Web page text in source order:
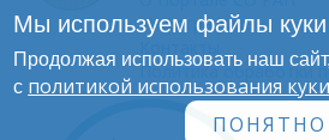
Инфографика
Политика обработки
Мы используем файлы куки
Продолжая использовать наш
с политикой использования куки
ПОНЯТНО